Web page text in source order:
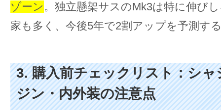
ゾーン 。独立懸架サスのMk3は特に伸び
家も多く、今後5年で2割アップを予測す
3. 購入前チェックリスト：シャ
ジン・内外装の注意点